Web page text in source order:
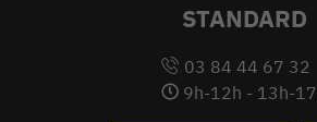
STANDARD
03 84 44 67 32
9h-12h - 13h-